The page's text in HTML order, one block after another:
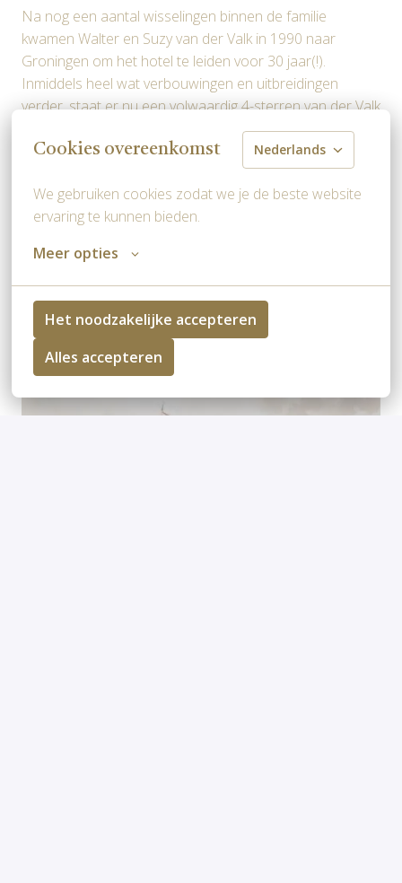
Cookies overeenkomst Nederlands
We gebruiken cookies zodat we je de beste website
ervaring te kunnen bieden.
Meer opties
Het noodzakelijke accepteren
Alles accepteren
Na nog een aantal wisselingen binnen de familie
kwamen Walter en Suzy van der Valk in 1990 naar
Groningen om het hotel te leiden voor 30 jaar(!).
Inmiddels heel wat verbouwingen en uitbreidingen
verder, staat er nu een volwaardig 4-sterren van der Valk
Momenteel wordt het stokje overgedragen aan Lorenzo
van der Valk, de 4e generatie Valk in Groningen-
Westerbroek!